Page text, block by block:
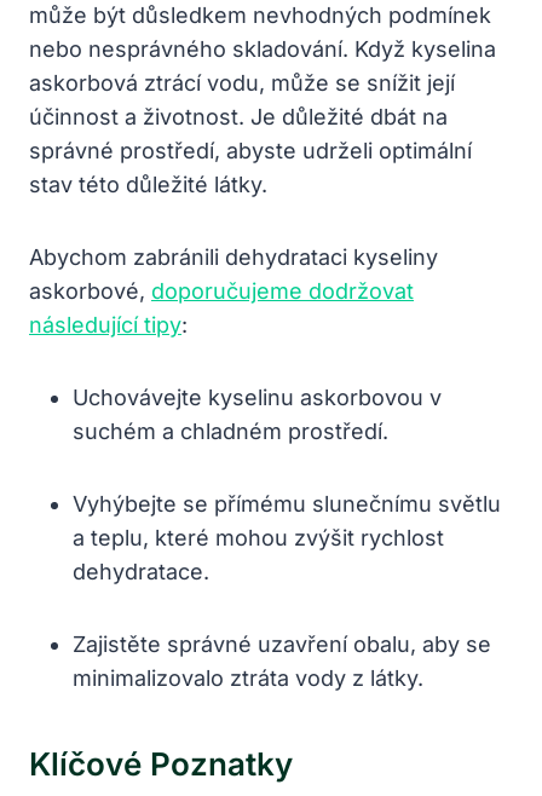
může být důsledkem nevhodných podmínek
nebo nesprávného skladování. Když kyselina
askorbová ztrácí vodu, může se snížit její
účinnost a životnost. Je důležité dbát na
správné prostředí, abyste udrželi optimální
stav této důležité látky.
Abychom zabránili dehydrataci kyseliny
askorbové, doporučujeme dodržovat
následující tipy:
Uchovávejte kyselinu askorbovou v
suchém a chladném prostředí.
Vyhýbejte se přímému slunečnímu světlu
a teplu, které mohou zvýšit rychlost
dehydratace.
Zajistěte správné uzavření obalu, aby se
minimalizovalo ztráta vody z látky.
Klíčové Poznatky